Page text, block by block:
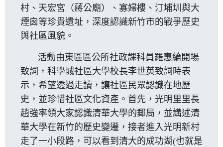
村、天宏宮（蔣公廟）、寡婦樓、汀埔圳與大
煙囪等珍貴遺址，深度認識新竹市的戰爭歷史
與社區風貌。
活動由東區區公所社政課科員羅惠綸開場
致詞，科學城社區大學校長李世英致詞時表
示，希望透過走讀，讓社區民眾認識在地歷
史，並珍惜社區文化資產。首先，光明里里長
趙強率領大家認識清華大學的郵局，並講述清
華大學在新竹的歷史變遷，接者進入光明新村
走了一小段路，可以看到清大的成功湖(也就是